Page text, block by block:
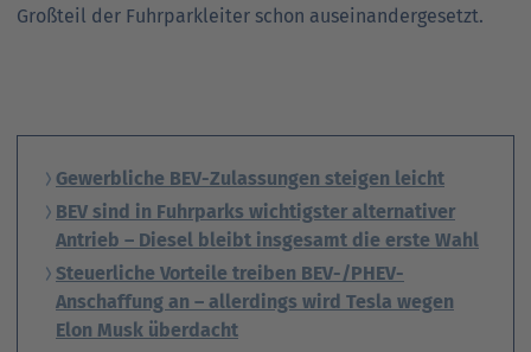
Großteil der Fuhrparkleiter schon auseinandergesetzt.
Gewerbliche BEV-Zulassungen steigen leicht
BEV sind in Fuhrparks wichtigster alternativer
Antrieb – Diesel bleibt insgesamt die erste Wahl
Steuerliche Vorteile treiben BEV-/PHEV-
Anschaffung an – allerdings wird Tesla wegen
Elon Musk überdacht